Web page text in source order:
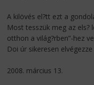
A kilövés el?tt ezt a
Most tesszük meg az els?
otthon a világ?rben”-hez
Doi úr sikeresen
2008. március 13.